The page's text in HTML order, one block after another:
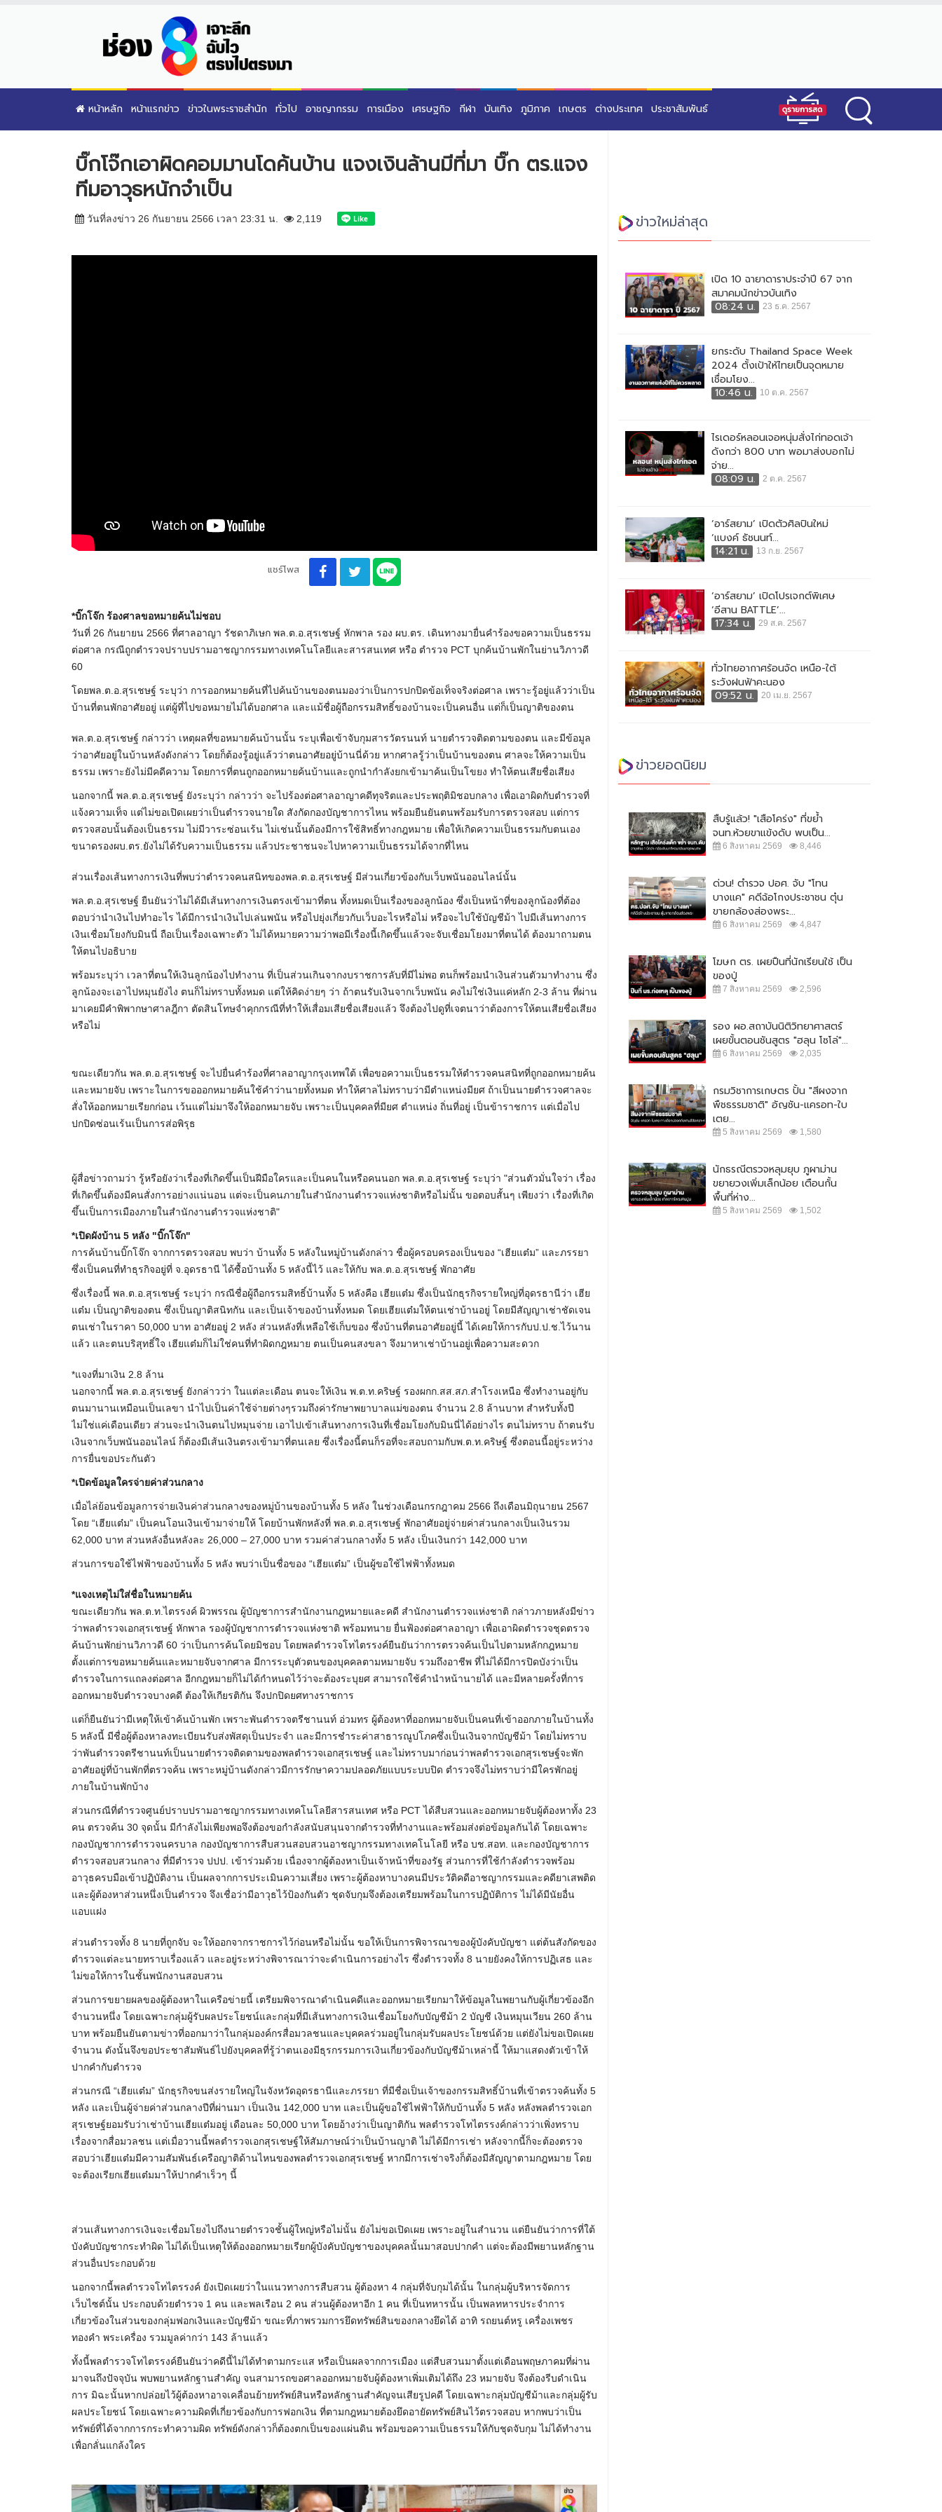
หน้าหลัก หน้าแรกข่าว ข่าวในพระราชสำนัก ทั่วไป อาชญากรรม การเมือง เศรษฐกิจ กีฬา บันเทิง ภูมิภาค เกษตร ต่างประเทศ ประชาสัมพันธ์
บิ๊กโจ๊กเอาผิดคอมมานโดค้นบ้าน แจงเงินล้านมีที่มา บิ๊ก ตร.แจง
ทีมอาวุธหนักจำเป็น
วันที่ลงข่าว 26 กันยายน 2566 เวลา 23:31 น. 2,119
แชร์โพส
*บิ๊กโจ๊ก ร้องศาลขอหมายค้นไม่ชอบ
วันที่ 26 กันยายน 2566 ที่ศาลอาญา รัชดาภิเษก พล.ต.อ.สุรเชษฐ์ หักพาล รอง ผบ.ตร. เดินทางมายื่นคำร้องขอความเป็นธรรม
ต่อศาล กรณีถูกตำรวจปราบปรามอาชญากรรมทางเทคโนโลยีและสารสนเทศ หรือ ตำรวจ PCT บุกค้นบ้านพักในย่านวิภาวดี
60
โดยพล.ต.อ.สุรเชษฐ์ ระบุว่า การออกหมายค้นที่ไปค้นบ้านของตนมองว่าเป็นการปกปิดข้อเท็จจริงต่อศาล เพราะรู้อยู่แล้วว่าเป็น
บ้านที่ตนพักอาศัยอยู่ แต่ผู้ที่ไปขอหมายไม่ได้บอกศาล และแม้ชื่อผู้ถือกรรมสิทธิ์ของบ้านจะเป็นคนอื่น แต่ก็เป็นญาติของตน
พล.ต.อ.สุรเชษฐ์ กล่าวว่า เหตุผลที่ขอหมายค้นบ้านนั้น ระบุเพื่อเข้าจับกุมสารวัตรนนท์ นายตำรวจติดตามของตน และมีข้อมูล
ว่าอาศัยอยู่ในบ้านหลังดังกล่าว โดยก็ต้องรู้อยู่แล้วว่าตนอาศัยอยู่บ้านนี่ด้วย หากศาลรู้ว่าเป็นบ้านของตน ศาลจะให้ความเป็น
ธรรม เพราะยังไม่มีคดีความ โดยการที่ตนถูกออกหมายค้นบ้านและถูกนำกำลังยกเข้ามาค้นเป็นโขยง ทำให้ตนเสียชื่อเสียง
นอกจากนี้ พล.ต.อ.สุรเชษฐ์ ยังระบุว่า กล่าวว่า จะไปร้องต่อศาลอาญาคดีทุจริตและประพฤติมิชอบกลาง เพื่อเอาผิดกับตำรวจที่
แจ้งความเท็จ แต่ไม่ขอเปิดเผยว่าเป็นตำรวจนายใด สังกัดกองบัญชาการไหน พร้อมยืนยันตนพร้อมรับการตรวจสอบ แต่การ
ตรวจสอบนั้นต้องเป็นธรรม ไม่มีวาระซ่อนเร้น ไม่เช่นนั้นต้องมีการใช้สิทธิ์ทางกฎหมาย เพื่อให้เกิดความเป็นธรรมกับตนเอง
ขนาดรองผบ.ตร.ยังไม่ได้รับความเป็นธรรม แล้วประชาชนจะไปหาความเป็นธรรมได้จากที่ไหน
ส่วนเรื่องเส้นทางการเงินที่พบว่าตำรวจคนสนิทของพล.ต.อ.สุรเชษฐ์ มีส่วนเกี่ยวข้องกับเว็บพนันออนไลน์นั้น
พล.ต.อ.สุรเชษฐ์ ยืนยันว่าไม่ได้มีเส้นทางการเงินตรงเข้ามาที่ตน ทั้งหมดเป็นเรื่องของลูกน้อง ซึ่งเป็นหน้าที่ของลูกน้องที่ต้อง
ตอบว่านำเงินไปทำอะไร ได้มีการนำเงินไปเล่นพนัน หรือไปยุ่งเกี่ยวกับเว็บอะไรหรือไม่ หรือจะไปใช้บัญชีม้า ไปมีเส้นทางการ
เงินเชื่อมโยงกับมินนี่ ถือเป็นเรื่องเฉพาะตัว ไม่ได้หมายความว่าพอมีเรื่องนี้เกิดขึ้นแล้วจะจับเชื่อมโยงมาที่ตนได้ ต้องมาถามตน
ให้ตนไปอธิบาย
พร้อมระบุว่า เวลาที่ตนให้เงินลูกน้องไปทำงาน ที่เป็นส่วนเกินจากงบราชการลับที่มีไม่พอ ตนก็พร้อมนำเงินส่วนตัวมาทำงาน ซึ่ง
ลูกน้องจะเอาไปหมุนยังไง ตนก็ไม่ทราบทั้งหมด แต่ให้คิดง่ายๆ ว่า ถ้าตนรับเงินจากเว็บพนัน คงไม่ใช่เงินแค่หลัก 2-3 ล้าน ที่ผ่าน
มาเคยมีคำพิพากษาศาลฎีกา ตัดสินโทษจำคุกกรณีที่ทำให้เสื่อมเสียชื่อเสียงแล้ว จึงต้องไปดูที่เจตนาว่าต้องการให้ตนเสียชื่อเสียง
หรือไม่
ขณะเดียวกัน พล.ต.อ.สุรเชษฐ์ จะไปยื่นคำร้องที่ศาลอาญากรุงเทพใต้ เพื่อขอความเป็นธรรมให้ตำรวจคนสนิทที่ถูกออกหมายค้น
และหมายจับ เพราะในการขอออกหมายค้นใช้คำว่านายทั้งหมด ทำให้ศาลไม่ทราบว่ามีตำแหน่งมียศ ถ้าเป็นนายตำรวจศาลจะ
สั่งให้ออกหมายเรียกก่อน เว้นแต่ไม่มาจึงให้ออกหมายจับ เพราะเป็นบุคคลที่มียศ ตำแหน่ง ถิ่นที่อยู่ เป็นข้าราชการ แต่เมื่อไป
ปกปิดซ่อนเร้นเป็นการส่อพิรุธ
ผู้สื่อข่าวถามว่า รู้หรือยังว่าเรื่องที่เกิดขึ้นเป็นฝีมือใครและเป็นคนในหรือคนนอก พล.ต.อ.สุรเชษฐ์ ระบุว่า "ส่วนตัวมั่นใจว่า เรื่อง
ที่เกิดขึ้นต้องมีคนสั่งการอย่างแน่นอน แต่จะเป็นคนภายในสำนักงานตำรวจแห่งชาติหรือไม่นั้น ขอตอบสั้นๆ เพียงว่า เรื่องที่เกิด
ขึ้นเป็นการเมืองภายในสำนักงานตำรวจแห่งชาติ"
*เปิดผังบ้าน 5 หลัง "บิ๊กโจ๊ก"
การค้นบ้านบิ๊กโจ๊ก จากการตรวจสอบ พบว่า บ้านทั้ง 5 หลังในหมู่บ้านดังกล่าว ชื่อผู้ครอบครองเป็นของ “เฮียแต๋ม” และภรรยา
ซึ่งเป็นคนที่ทำธุรกิจอยู่ที่ จ.อุดรธานี ได้ซื้อบ้านทั้ง 5 หลังนี้ไว้ และให้กับ พล.ต.อ.สุรเชษฐ์ พักอาศัย
ซึ่งเรื่องนี้ พล.ต.อ.สุรเชษฐ์ ระบุว่า กรณีชื่อผู้ถือกรรมสิทธิ์บ้านทั้ง 5 หลังคือ เฮียแต๋ม ซึ่งเป็นนักธุรกิจรายใหญ่ที่อุดรธานีว่า เฮีย
แต๋ม เป็นญาติของตน ซึ่งเป็นญาติสนิทกัน และเป็นเจ้าของบ้านทั้งหมด โดยเฮียแต๋มให้ตนเช่าบ้านอยู่ โดยมีสัญญาเช่าชัดเจน
ตนเช่าในราคา 50,000 บาท อาศัยอยู่ 2 หลัง ส่วนหลังที่เหลือใช้เก็บของ ซึ่งบ้านที่ตนอาศัยอยู่นี้ ได้เคยให้การกับป.ป.ช.ไว้นาน
แล้ว และตนบริสุทธิ์ใจ เฮียแต๋มก็ไม่ใช่คนที่ทำผิดกฎหมาย ตนเป็นคนสงขลา จึงมาหาเช่าบ้านอยู่เพื่อความสะดวก
*แจงที่มาเงิน 2.8 ล้าน
นอกจากนี้ พล.ต.อ.สุรเชษฐ์ ยังกล่าวว่า ในแต่ละเดือน ตนจะให้เงิน พ.ต.ท.คริษฐ์ รองผกก.สส.สภ.สำโรงเหนือ ซึ่งทำงานอยู่กับ
ตนมานานเหมือนเป็นเลขา นำไปเป็นค่าใช้จ่ายต่างๆรวมถึงค่ารักษาพยาบาลแม่ของตน จำนวน 2.8 ล้านบาท สำหรับทั้งปี
ไม่ใช่แค่เดือนเดียว ส่วนจะนำเงินตนไปหมุนจ่าย เอาไปเข้าเส้นทางการเงินที่เชื่อมโยงกับมินนี่ได้อย่างไร ตนไม่ทราบ ถ้าตนรับ
เงินจากเว็บพนันออนไลน์ ก็ต้องมีเส้นเงินตรงเข้ามาที่ตนเลย ซึ่งเรื่องนี้ตนก็รอที่จะสอบถามกับพ.ต.ท.คริษฐ์ ซึ่งตอนนี้อยู่ระหว่าง
การยื่นขอประกันตัว
*เปิดข้อมูลใครจ่ายค่าส่วนกลาง
เมื่อไล่ย้อนข้อมูลการจ่ายเงินค่าส่วนกลางของหมู่บ้านของบ้านทั้ง 5 หลัง ในช่วงเดือนกรกฎาคม 2566 ถึงเดือนมิถุนายน 2567
โดย “เฮียแต๋ม” เป็นคนโอนเงินเข้ามาจ่ายให้ โดยบ้านพักหลังที่ พล.ต.อ.สุรเชษฐ์ พักอาศัยอยู่จ่ายค่าส่วนกลางเป็นเงินรวม
62,000 บาท ส่วนหลังอื่นหลังละ 26,000 – 27,000 บาท รวมค่าส่วนกลางทั้ง 5 หลัง เป็นเงินกว่า 142,000 บาท
ส่วนการขอใช้ไฟฟ้าของบ้านทั้ง 5 หลัง พบว่าเป็นชื่อของ “เฮียแต๋ม” เป็นผู้ขอใช้ไฟฟ้าทั้งหมด
*แจงเหตุไม่ใส่ชื่อในหมายค้น
ขณะเดียวกัน พล.ต.ท.ไตรรงค์ ผิวพรรณ ผู้บัญชาการสำนักงานกฎหมายและคดี สำนักงานตำรวจแห่งชาติ กล่าวภายหลังมีข่าว
ว่าพลตำรวจเอกสุรเชษฐ์ หักพาล รองผู้บัญชาการตำรวจแห่งชาติ พร้อมทนาย ยื่นฟ้องต่อศาลอาญา เพื่อเอาผิดตำรวจชุดตรวจ
ค้นบ้านพักย่านวิภาวดี 60 ว่าเป็นการค้นโดยมิชอบ โดยพลตำรวจโทไตรรงค์ยืนยันว่าการตรวจค้นเป็นไปตามหลักกฎหมาย
ตั้งแต่การขอหมายค้นและหมายจับจากศาล มีการระบุตัวตนของบุคคลตามหมายจับ รวมถึงอาชีพ ที่ไม่ได้มีการปิดบังว่าเป็น
ตำรวจในการแถลงต่อศาล อีกกฎหมายก็ไม่ได้กำหนดไว้ว่าจะต้องระบุยศ สามารถใช้คำนำหน้านายได้ และมีหลายครั้งที่การ
ออกหมายจับตำรวจบางคดี ต้องให้เกียรติกัน จึงปกปิดยศทางราชการ
แต่ก็ยืนยันว่ามีเหตุให้เข้าค้นบ้านพัก เพราะพันตำรวจตรีชานนท์ อ่วมทร ผู้ต้องหาที่ออกหมายจับเป็นคนที่เข้าออกภายในบ้านทั้ง
5 หลังนี้ มีชื่อผู้ต้องหาลงทะเบียนรับส่งพัสดุเป็นประจำ และมีการชำระค่าสาธารณูปโภคซึ่งเป็นเงินจากบัญชีม้า โดยไม่ทราบ
ว่าพันตำรวจตรีชานนท์เป็นนายตำรวจติดตามของพลตำรวจเอกสุรเชษฐ์ และไม่ทราบมาก่อนว่าพลตำรวจเอกสุรเชษฐ์จะพัก
อาศัยอยู่ที่บ้านพักที่ตรวจค้น เพราะหมู่บ้านดังกล่าวมีการรักษาความปลอดภัยแบบระบบปิด ตำรวจจึงไม่ทราบว่ามีใครพักอยู่
ภายในบ้านพักบ้าง
ส่วนกรณีที่ตำรวจศูนย์ปราบปรามอาชญากรรมทางเทคโนโลยีสารสนเทศ หรือ PCT ได้สืบสวนและออกหมายจับผู้ต้องหาทั้ง 23
คน ตรวจค้น 30 จุดนั้น มีกำลังไม่เพียงพอจึงต้องขอกำลังสนับสนุนจากตำรวจที่ทำงานและพร้อมส่งต่อข้อมูลกันได้ โดยเฉพาะ
กองบัญชาการตำรวจนครบาล กองบัญชาการสืบสวนสอบสวนอาชญากรรมทางเทคโนโลยี หรือ บช.สอท. และกองบัญชาการ
ตำรวจสอบสวนกลาง ที่มีตำรวจ ปปป. เข้าร่วมด้วย เนื่องจากผู้ต้องหาเป็นเจ้าหน้าที่ของรัฐ ส่วนการที่ใช้กำลังตำรวจพร้อม
อาวุธครบมือเข้าปฏิบัติงาน เป็นผลจากการประเมินความเสี่ยง เพราะผู้ต้องหาบางคนมีประวัติคดีอาชญากรรมและคดียาเสพติด
และผู้ต้องหาส่วนหนึ่งเป็นตำรวจ จึงเชื่อว่ามีอาวุธไว้ป้องกันตัว ชุดจับกุมจึงต้องเตรียมพร้อมในการปฏิบัติการ ไม่ได้มีนัยอื่น
แอบแฝง
ส่วนตำรวจทั้ง 8 นายที่ถูกจับ จะให้ออกจากราชการไว้ก่อนหรือไม่นั้น ขอให้เป็นการพิจารณาของผู้บังคับบัญชา แต่ต้นสังกัดของ
ตำรวจแต่ละนายทราบเรื่องแล้ว และอยู่ระหว่างพิจารณาว่าจะดำเนินการอย่างไร ซึ่งตำรวจทั้ง 8 นายยังคงให้การปฏิเสธ และ
ไม่ขอให้การในชั้นพนักงานสอบสวน
ส่วนการขยายผลของผู้ต้องหาในเครือข่ายนี้ เตรียมพิจารณาดำเนินคดีและออกหมายเรียกมาให้ข้อมูลในพยานกับผู้เกี่ยวข้องอีก
จำนวนหนึ่ง โดยเฉพาะกลุ่มผู้รับผลประโยชน์และกลุ่มที่มีเส้นทางการเงินเชื่อมโยงกับบัญชีม้า 2 บัญชี เงินหมุนเวียน 260 ล้าน
บาท พร้อมยืนยันตามข่าวที่ออกมาว่าในกลุ่มองค์กรสื่อมวลชนและบุคคลร่วมอยู่ในกลุ่มรับผลประโยชน์ด้วย แต่ยังไม่ขอเปิดเผย
จำนวน ดังนั้นจึงขอประชาสัมพันธ์ไปยังบุคคลที่รู้ว่าตนเองมีธุรกรรมการเงินเกี่ยวข้องกับบัญชีม้าเหล่านี้ ให้มาแสดงตัวเข้าให้
ปากคำกับตำรวจ
ส่วนกรณี “เฮียแต๋ม” นักธุรกิจขนส่งรายใหญ่ในจังหวัดอุดรธานีและภรรยา ที่มีชื่อเป็นเจ้าของกรรมสิทธิ์บ้านที่เข้าตรวจค้นทั้ง 5
หลัง และเป็นผู้จ่ายค่าส่วนกลางปีที่ผ่านมา เป็นเงิน 142,000 บาท และเป็นผู้ขอใช้ไฟฟ้าให้กับบ้านทั้ง 5 หลัง หลังพลตำรวจเอก
สุรเชษฐ์ยอมรับว่าเช่าบ้านเฮียแต๋มอยู่ เดือนละ 50,000 บาท โดยอ้างว่าเป็นญาติกัน พลตำรวจโทไตรรงค์กล่าวว่าเพิ่งทราบ
เรื่องจากสื่อมวลชน แต่เมื่อวานนี้พลตำรวจเอกสุรเชษฐ์ให้สัมภาษณ์ว่าเป็นบ้านญาติ ไม่ได้มีการเช่า หลังจากนี้ก็จะต้องตรวจ
สอบว่าเฮียแต๋มมีความสัมพันธ์เครือญาติด้านไหนของพลตำรวจเอกสุรเชษฐ์ หากมีการเช่าจริงก็ต้องมีสัญญาตามกฎหมาย โดย
จะต้องเรียกเฮียแต๋มมาให้ปากคำเร็วๆ นี้
ส่วนเส้นทางการเงินจะเชื่อมโยงไปถึงนายตำรวจชั้นผู้ใหญ่หรือไม่นั้น ยังไม่ขอเปิดเผย เพราะอยู่ในสำนวน แต่ยืนยันว่าการที่ใต้
บังคับบัญชากระทำผิด ไม่ได้เป็นเหตุให้ต้องออกหมายเรียกผู้บังคับบัญชาของบุคคลนั้นมาสอบปากคำ แต่จะต้องมีพยานหลักฐาน
ส่วนอื่นประกอบด้วย
นอกจากนี้พลตำรวจโทไตรรงค์ ยังเปิดเผยว่าในแนวทางการสืบสวน ผู้ต้องหา 4 กลุ่มที่จับกุมได้นั้น ในกลุ่มผู้บริหารจัดการ
เว็บไซต์นั้น ประกอบด้วยตำรวจ 1 คน และพลเรือน 2 คน ส่วนผู้ต้องหาอีก 1 คน ที่เป็นทหารนั้น เป็นพลทหารประจำการ
เกี่ยวข้องในส่วนของกลุ่มฟอกเงินและบัญชีม้า ขณะที่ภาพรวมการยึดทรัพย์สินของกลางยึดได้ อาทิ รถยนต์หรู เครื่องเพชร
ทองคำ พระเครื่อง รวมมูลค่ากว่า 143 ล้านแล้ว
ทั้งนี้พลตำรวจโทไตรรงค์ยืนยันว่าคดีนี้ไม่ได้ทำตามกระแส หรือเป็นผลจากการเมือง แต่สืบสวนมาตั้งแต่เดือนพฤษภาคมที่ผ่าน
มาจนถึงปัจจุบัน พบพยานหลักฐานสำคัญ จนสามารถขอศาลออกหมายจับผู้ต้องหาเพิ่มเติมได้ถึง 23 หมายจับ จึงต้องรีบดำเนิน
การ มิฉะนั้นหากปล่อยไว้ผู้ต้องหาอาจเคลื่อนย้ายทรัพย์สินหรือหลักฐานสำคัญจนเสียรูปคดี โดยเฉพาะกลุ่มบัญชีม้าและกลุ่มผู้รับ
ผลประโยชน์ โดยเฉพาะความผิดที่เกี่ยวข้องกับการฟอกเงิน ที่ตามกฎหมายต้องยึดอายัดทรัพย์สินไว้ตรวจสอบ หากพบว่าเป็น
ทรัพย์ที่ได้จากการกระทำความผิด ทรัพย์ดังกล่าวก็ต้องตกเป็นของแผ่นดิน พร้อมขอความเป็นธรรมให้กับชุดจับกุม ไม่ได้ทำงาน
เพื่อกลั่นแกล้งใคร
ข่าวใหม่ล่าสุด
เปิด 10 ฉายาดาราประจำปี 67 จาก
สมาคมนักข่าวบันเทิง
08:24 น.
23 ธ.ค. 2567
ยกระดับ Thailand Space Week
2024 ตั้งเป้าให้ไทยเป็นจุดหมาย
เชื่อมโยง...
10:46 น.
10 ต.ค. 2567
ไรเดอร์หลอนเจอหนุ่มสั่งไก่ทอดเจ้า
ดังกว่า 800 บาท พอมาส่งบอกไม่
จ่าย...
08:09 น.
2 ต.ค. 2567
‘อาร์สยาม’ เปิดตัวศิลปินใหม่
‘แบงค์ ธัชนนท์...
14:21 น.
13 ก.ย. 2567
‘อาร์สยาม’ เปิดโปรเจกต์พิเศษ
‘อีสาน BATTLE’...
17:34 น.
29 ส.ค. 2567
ทั่วไทยอากาศร้อนจัด เหนือ-ใต้
ระวังฝนฟ้าคะนอง
09:52 น.
20 เม.ย. 2567
ข่าวยอดนิยม
สืบรู้แล้ว! "เสือโคร่ง" ที่ขย้ำ
จนท.ห้วยขาแข้งดับ พบเป็น...
6 สิงหาคม 2569 8,446
ด่วน! ตำรวจ ปอศ. จับ "โทน
บางแค" คดีฉ้อโกงประชาชน ตุ๋น
ขายกล้องส่องพระ...
6 สิงหาคม 2569 4,847
โฆษก ตร. เผยปืนที่นักเรียนใช้ เป็น
ของปู่
7 สิงหาคม 2569 2,596
รอง ผอ.สถาบันนิติวิทยาศาสตร์
เผยขั้นตอนชันสูตร "ฮลุน โซโล่"...
6 สิงหาคม 2569 2,035
กรมวิชาการเกษตร ปั้น "สีผงจาก
พืชธรรมชาติ" อัญชัน-แครอท-ใบ
เตย...
5 สิงหาคม 2569 1,580
นักธรณีตรวจหลุมยุบ ภูผาม่าน
ขยายวงเพิ่มเล็กน้อย เตือนกั้น
พื้นที่ห่าง...
5 สิงหาคม 2569 1,502